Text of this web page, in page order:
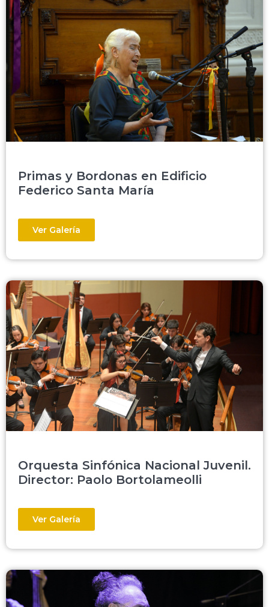
Primas y Bordonas en Edificio
Federico Santa María
Ver Galería
Orquesta Sinfónica Nacional Juvenil.
Director: Paolo Bortolameolli
Ver Galería